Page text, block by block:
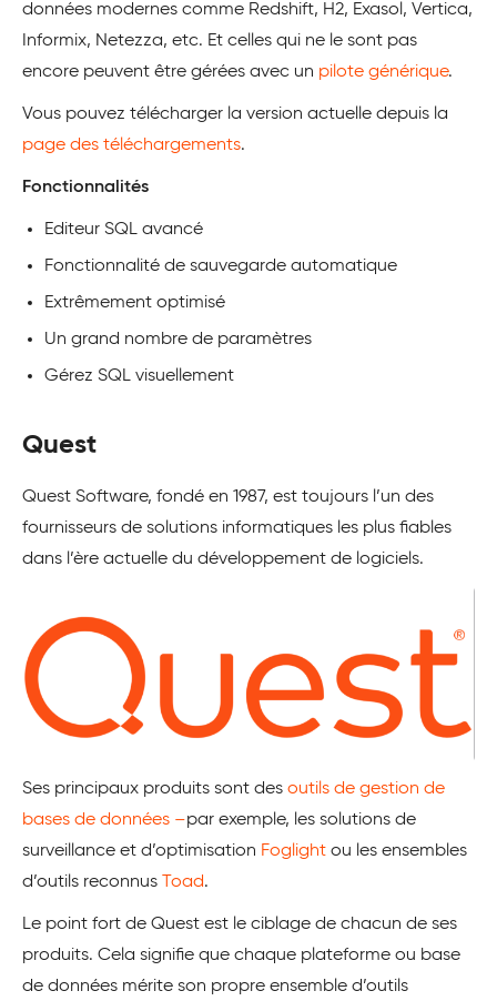
données modernes comme Redshift, H2, Exasol, Vertica,
Informix, Netezza, etc. Et celles qui ne le sont pas
encore peuvent être gérées avec un pilote générique.
Vous pouvez télécharger la version actuelle depuis la
page des téléchargements.
Fonctionnalités
Editeur SQL avancé
Fonctionnalité de sauvegarde automatique
Extrêmement optimisé
Un grand nombre de paramètres
Gérez SQL visuellement
Quest
Quest Software, fondé en 1987, est toujours l’un des
fournisseurs de solutions informatiques les plus fiables
dans l’ère actuelle du développement de logiciels.
Ses principaux produits sont des outils de gestion de
bases de données –par exemple, les solutions de
surveillance et d’optimisation Foglight ou les ensembles
d’outils reconnus
Toad.
Le point fort de Quest est le ciblage de chacun de ses
produits. Cela signifie que chaque plateforme ou base
de données mérite son propre ensemble d’outils